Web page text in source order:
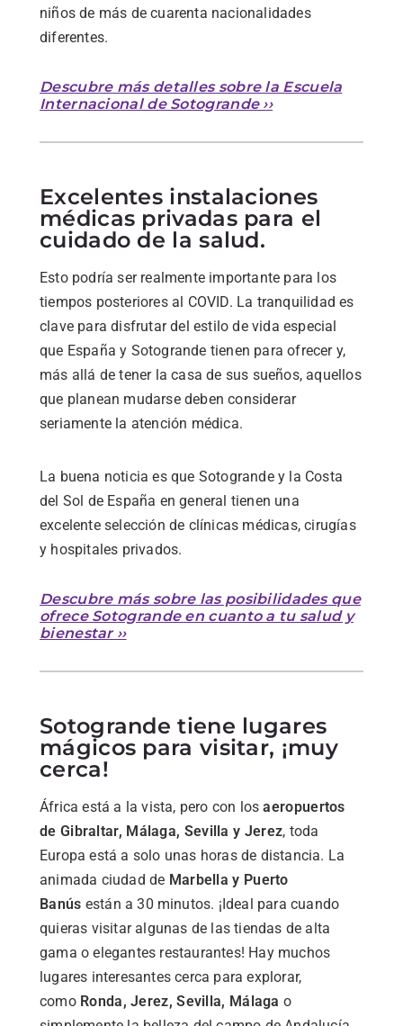
niños de más de cuarenta nacionalidades
diferentes.
Descubre más detalles sobre la Escuela
Internacional de Sotogrande ››
Excelentes instalaciones
médicas privadas para el
cuidado de la salud.
Esto podría ser realmente importante para los
tiempos posteriores al COVID. La tranquilidad es
clave para disfrutar del estilo de vida especial
que España y Sotogrande tienen para ofrecer y,
más allá de tener la casa de sus sueños, aquellos
que planean mudarse deben considerar
seriamente la atención médica.
La buena noticia es que Sotogrande y la Costa
del Sol de España en general tienen una
excelente selección de clínicas médicas, cirugías
y hospitales privados.
Descubre más sobre las posibilidades que
ofrece Sotogrande en cuanto a tu salud y
bienestar ››
Sotogrande tiene lugares
mágicos para visitar, ¡muy
cerca!
África está a la vista, pero con losaeropuertos
de Gibraltar, Málaga, Sevilla y Jerez, toda
Europa está a solo unas horas de distancia. La
animada ciudad de Marbella y Puerto
Banús están a 30 minutos. ¡Ideal para cuando
quieras visitar algunas de las tiendas de alta
gama o elegantes restaurantes! Hay muchos
lugares interesantes cerca para explorar,
como Ronda, Jerez, Sevilla, Málaga o